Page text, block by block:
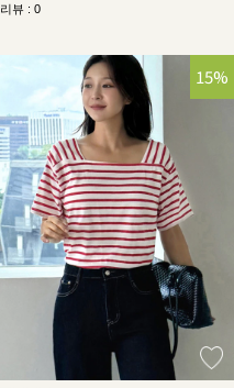
리뷰 : 0
15%